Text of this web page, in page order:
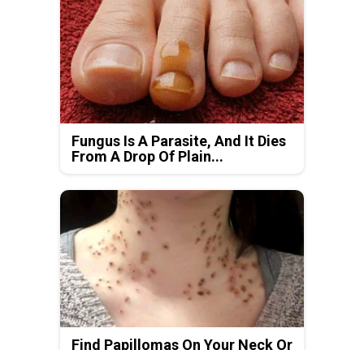
Fungus Is A Parasite, And It Dies
From A Drop Of Plain...
Find Papillomas On Your Neck Or